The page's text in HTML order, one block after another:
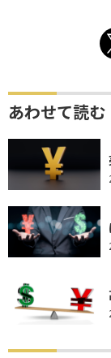
あわせて読む